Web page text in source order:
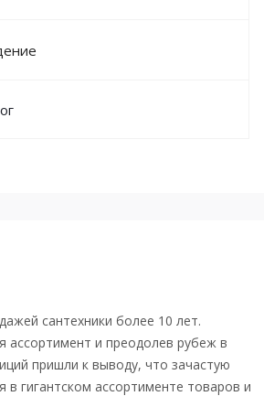
сантехники более 10 лет.
ассортимент и преодолев рубеж в
пришли к выводу, что зачастую
в гигантском ассортименте товаров и